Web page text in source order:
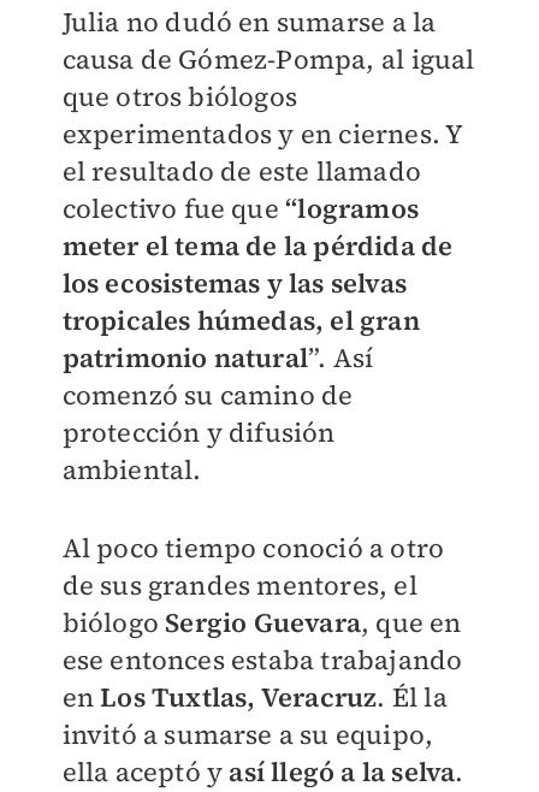
Julia no dudó en sumarse a la
causa de Gómez-Pompa, al igual
que otros biólogos
experimentados y en ciernes. Y
el resultado de este llamado
colectivo fue que“logramos
meter el tema de la pérdida de
los ecosistemas y las selvas
tropicales húmedas, el gran
patrimonio natural”. Así
comenzó su camino de
protección y difusión
ambiental.
Al poco tiempo conoció a otro
de sus grandes mentores, el
biólogo Sergio Guevara, que en
ese entonces estaba trabajando
enLos Tuxtlas, Veracruz. Él la
invitó a sumarse a su equipo,
ella aceptó y así llegó a la selva.